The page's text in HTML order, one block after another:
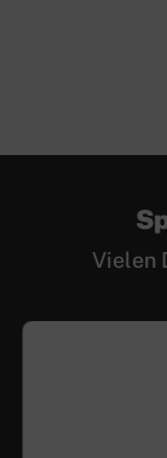
Vielen